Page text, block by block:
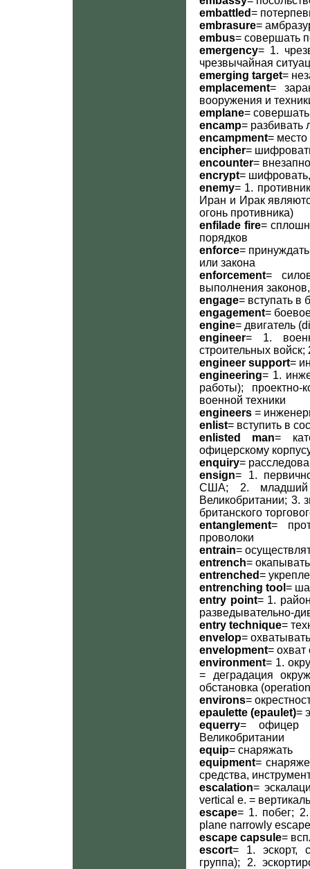
embattled=
embrasure=
embus= совершать
emergency= 1.
чрезвычайная
emerging target=
emplacement=
вооружения и
emplane=
encamp= разбивать
encampment=
encipher=
encounter=
encrypt=
enemy= 1.
Иран и Ирак
огонь противника)
enfilade fire=
порядков
enforce=
или закона
enforcement=
выполнения
engage= вступать в
engagement=
engine= двигатель
engineer= 1.
строительных
engineer support=
engineering= 1.
работы);
военной техники
engineers =
enlist= вступить в
enlisted man=
офицерскому
enquiry=
ensign= 1.
США; 2. младший
Великобритании; 3.
британского
entanglement=
проволоки
entrain=
entrench=
entrenched=
entrenching tool =
entry point= 1.
разведывательно-
entry technique=
envelop=
envelopment= охват
environment= 1.
= деградация
обстановка
environs=
epaulette (epaulet)=
equerry= офицер -
Великобритании
equip= снаряжать
equipment=
средства,
escalation=
vertical e. =
escape= 1. побег;
plane narrowly
escape capsule=
escort= 1. эскорт,
группа); 2.